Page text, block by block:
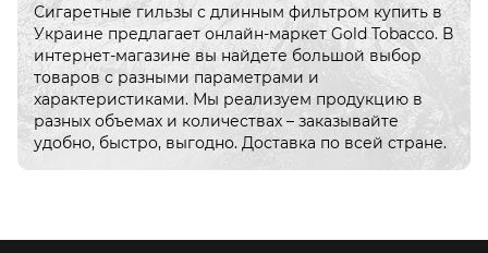
Сигаретные гильзы с длинным фильтром купить в
Украине предлагает онлайн-маркет Gold Tobacco. В
интернет-магазине вы найдете большой выбор
товаров с разными параметрами и
характеристиками. Мы реализуем продукцию в
разных объемах и количествах – заказывайте
удобно, быстро, выгодно. Доставка по всей стране.